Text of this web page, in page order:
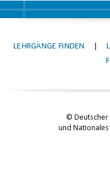
LEHRGÄNGE FINDEN
© Deutscher
und Nationales